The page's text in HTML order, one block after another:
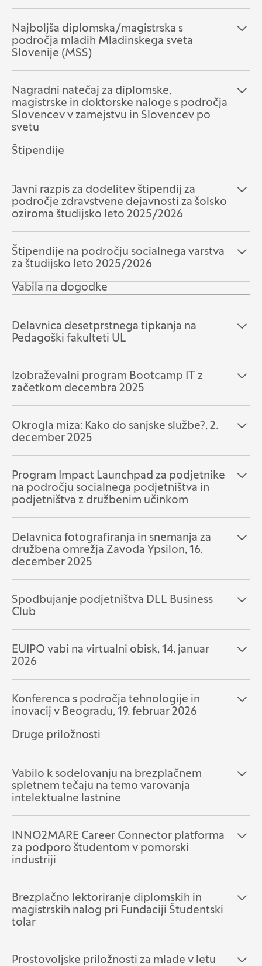
Odpri razdelek:
Zapri razdelek:
Najboljša diplomska/magistrska s
področja mladih Mladinskega sveta
Slovenije (MSS)
Odpri razdelek:
Zapri razdelek:
Nagradni natečaj za diplomske,
magistrske in doktorske naloge s področja
Slovencev v zamejstvu in Slovencev po
svetu
Štipendije
Odpri razdelek:
Zapri razdelek:
Javni razpis za dodelitev štipendij za
področje zdravstvene dejavnosti za šolsko
oziroma študijsko leto 2025/2026
Odpri razdelek:
Zapri razdelek:
Štipendije na področju socialnega varstva
za študijsko leto 2025/2026
Vabila na dogodke
Odpri razdelek:
Zapri razdelek:
Delavnica desetprstnega tipkanja na
Pedagoški fakulteti UL
Odpri razdelek:
Zapri razdelek:
Izobraževalni program Bootcamp IT z
začetkom decembra 2025
Odpri razdelek:
Zapri razdelek:
Okrogla miza: Kako do sanjske službe?, 2.
december 2025
Odpri razdelek:
Zapri razdelek:
Program Impact Launchpad za podjetnike
na področju socialnega podjetništva in
podjetništva z družbenim učinkom
Odpri razdelek:
Zapri razdelek:
Delavnica fotografiranja in snemanja za
družbena omrežja Zavoda Ypsilon, 16.
december 2025
Odpri razdelek:
Zapri razdelek:
Spodbujanje podjetništva DLL Business
Club
Odpri razdelek:
Zapri razdelek:
EUIPO vabi na virtualni obisk, 14. januar
2026
Odpri razdelek:
Zapri razdelek:
Konferenca s področja tehnologije in
inovacij v Beogradu, 19. februar 2026
Druge priložnosti
Odpri razdelek:
Zapri razdelek:
Vabilo k sodelovanju na brezplačnem
spletnem tečaju na temo varovanja
intelektualne lastnine
Odpri razdelek:
Zapri razdelek:
INNO2MARE Career Connector platforma
za podporo študentom v pomorski
industriji
Odpri razdelek:
Zapri razdelek:
Brezplačno lektoriranje diplomskih in
magistrskih nalog pri Fundaciji Študentski
tolar
Odpri razdelek:
Zapri razdelek:
Prostovoljske priložnosti za mlade v letu